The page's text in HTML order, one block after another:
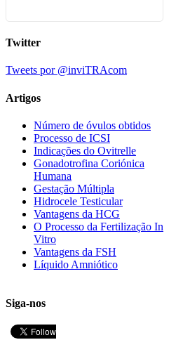
Twitter
Tweets por @inviTRAcom
Artigos
Número de óvulos obtidos
Processo de ICSI
Indicações do Ovitrelle
Gonadotrofina Coriónica
Humana
Gestação Múltipla
Hidrocele Testicular
Vantagens da HCG
O Processo da Fertilização In
Vitro
Vantagens da FSH
Líquido Amniótico
Siga-nos